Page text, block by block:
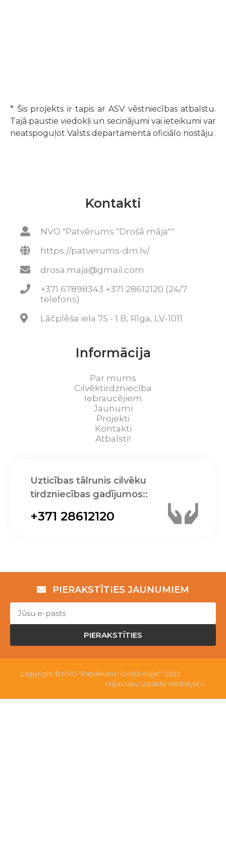
* Šis projekts ir tapis ar ASV vēstniecības atbalstu.
Tajā paustie viedokļi un secinājumi vai ieteikumi var
neatspoguļot Valsts departamenta oficiālo nostāju.
Kontakti
NVO "Patvērums "Drošā māja""
https://patverums-dm.lv/
drosa.maja@gmail.com
+371 67898343 +371 28612120 (24/7
telefons)
Lāčplēša iela 75 - 1 B, Rīga, LV-1011
Informācija
Par mums
Cilvēktirdzniecība
Iebraucējiem
Jaunumi
Projekti
Kontakti
Atbalsti!
Uzticības tālrunis cilvēku
tirdzniecības gadījumos::
+371 28612120
PIERAKSTĪTIES JAUNUMIEM
PIERAKSTĪTIES
Copyright © NVO "Patvērums "Drošā māja"" 2023
Mājas lapu izstrāde WEBstyle.lv